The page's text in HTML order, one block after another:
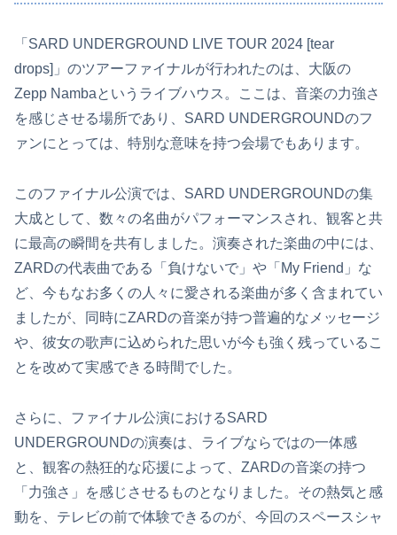
「SARD UNDERGROUND LIVE TOUR 2024 [tear
drops]」のツアーファイナルが行われたのは、大阪の
Zepp Nambaというライブハウス。ここは、音楽の力強さ
を感じさせる場所であり、SARD UNDERGROUNDのフ
ァンにとっては、特別な意味を持つ会場でもあります。
このファイナル公演では、SARD UNDERGROUNDの集
大成として、数々の名曲がパフォーマンスされ、観客と共
に最高の瞬間を共有しました。演奏された楽曲の中には、
ZARDの代表曲である「負けないで」や「My Friend」な
ど、今もなお多くの人々に愛される楽曲が多く含まれてい
ましたが、同時にZARDの音楽が持つ普遍的なメッセージ
や、彼女の歌声に込められた思いが今も強く残っているこ
とを改めて実感できる時間でした。
さらに、ファイナル公演におけるSARD
UNDERGROUNDの演奏は、ライブならではの一体感
と、観客の熱狂的な応援によって、ZARDの音楽の持つ
「力強さ」を感じさせるものとなりました。その熱気と感
動を、テレビの前で体験できるのが、今回のスペースシャ